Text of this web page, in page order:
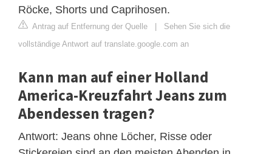
Röcke, Shorts und Caprihosen.
Antrag auf Entfernung der Quelle | Sehen Sie sich die
vollständige Antwort auf translate.google.com an
Kann man auf einer Holland
America-Kreuzfahrt Jeans zum
Abendessen tragen?
Antwort: Jeans ohne Löcher, Risse oder